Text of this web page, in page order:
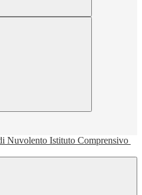
Istituto Comprensivo